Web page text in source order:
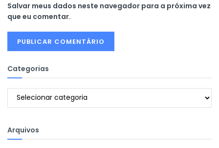
Salvar meus dados neste navegador para a próxima vez
que eu comentar.
Categorias
Categorias
Arquivos